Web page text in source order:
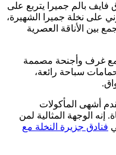
فايف بالم جميرا يتربع على
على نخلة جميرا الشهيرة،
بين الأناقة العصرية
مع غرف وأجنحة مصممة
سباحة رائعة،
أشهى المأكولات
إنه الوجهة المثالية لمن
فنادق جزيرة النخلة مع